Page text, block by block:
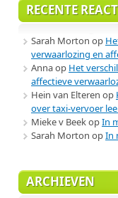
RECENTE
Sarah Morton op
verwaarlozing en
Annaop Het
affectieve
Hein van Elteren op
over taxi-vervoer
Mieke v BeekopIn
Sarah Morton opIn
ARCHIEVEN